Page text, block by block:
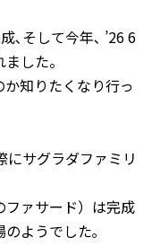
､そして今年､ ’26 6
した。
知りたくなり行っ
にサグラダファミリ
ァサード）は完成
ようでした｡